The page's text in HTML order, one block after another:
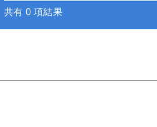
共有 0 項結果